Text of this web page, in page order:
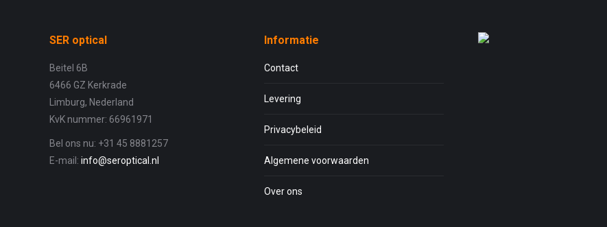
SER optical
Beitel 6B
6466 GZ Kerkrade
Limburg, Nederland
KvK nummer: 66961971
Bel ons nu: +31 45 8881257
E-mail: info@seroptical.nl
Informatie
Contact
Levering
Privacybeleid
Algemene voorwaarden
Over ons